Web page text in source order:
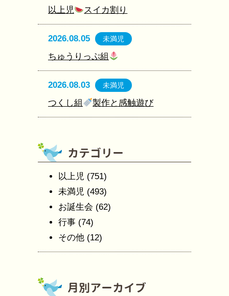
以上児 スイカ割り
2026.08.05 未満児
ちゅうりっぷ組
2026.08.03 未満児
つくし組 製作と感触遊び
以上児 (751)
未満児 (493)
お誕生会 (62)
行事 (74)
その他 (12)